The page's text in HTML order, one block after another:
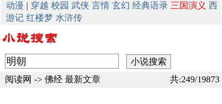
动漫 | 穿越 校园 武侠 言情 玄幻 经典语录 三国演义 西
游记 红楼梦 水浒传
阅读网 -> 佛经 最新文章 共:249/19873